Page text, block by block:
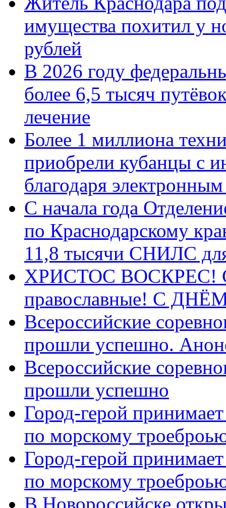
имущества похитил у
рублей
В 2026 году
более 6,5 тысяч
лечение
Более 1 миллиона
приобрели кубанцы с
благодаря
С начала года
по Краснодарскому
11,8 тысячи СНИЛС
ХРИСТОС ВОСКРЕС! С
православные! C
Всероссийские
прошли успешно.
Всероссийские
прошли успешно
Город-герой
по морскому
Город-герой
по морскому
В Новороссийске